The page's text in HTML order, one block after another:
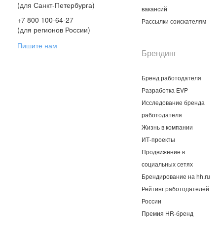
(для Санкт-Петербурга)
+7 800 100-64-27
(для регионов России)
Пишите нам
вакансий
Рассылки соискателям
Брендинг
Бренд работодателя
Разработка EVP
Исследование бренда
работодателя
Жизнь в компании
ИТ-проекты
Продвижение в
социальных сетях
Брендирование на hh.ru
Рейтинг работодателей
России
Премия HR-бренд